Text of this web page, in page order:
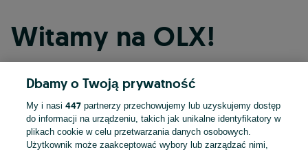
Witamy na OLX!
Kontynuuj przez Facebooka
Kontynuuj przez konto Apple
Dbamy o Twoją prywatność
My i nasi447 partnerzy przechowujemy lub uzyskujemy dostęp
do informacji na urządzeniu, takich jak unikalne identyfikatory w
plikach cookie w celu przetwarzania danych osobowych.
Użytkownik może zaakceptować wybory lub zarządzać nimi,